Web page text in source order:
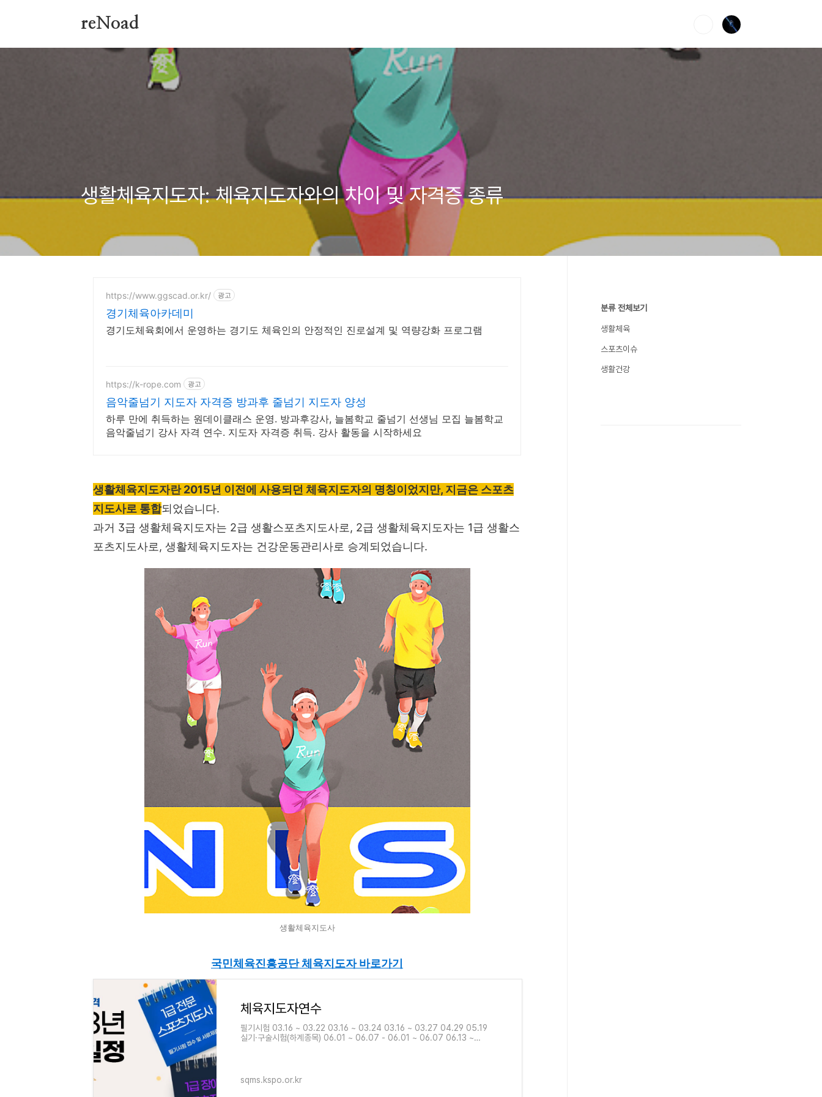
reNoad
생활체육지도자: 체육지도자와의 차이 및 자격증 종류
https://www.ggscad.or.kr/ 광고
경기체육아카데미
경기도체육회에서 운영하는 경기도 체육인의 안정적인 진로설계 및 역량강화 프로그램
https://k-rope.com 광고
음악줄넘기 지도자 자격증 방과후 줄넘기 지도자 양성
하루 만에 취득하는 원데이클래스 운영. 방과후강사, 늘봄학교 줄넘기 선생님 모집 늘봄학교
음악줄넘기 강사 자격 연수. 지도자 자격증 취득. 강사 활동을 시작하세요
생활체육지도자란 2015년 이전에 사용되던 체육지도자의 명칭이었지만, 지금은 스포츠
지도사로 통합되었습니다.
과거 3급 생활체육지도자는 2급 생활스포츠지도사로, 2급 생활체육지도자는 1급 생활스
포츠지도사로, 생활체육지도자는 건강운동관리사로 승계되었습니다.
생활체육지도사
국민체육진흥공단 체육지도자 바로가기
체육지도자연수
필기시험 03.16 ~ 03.22 03.16 ~ 03.24 03.16 ~ 03.27 04.29 05.19
실기·구술시험(하계종목) 06.01 ~ 06.07 - 06.01 ~ 06.07 06.13 ~
sqms.kspo.or.kr
분류 전체보기
생활체육
스포츠이슈
생활건강